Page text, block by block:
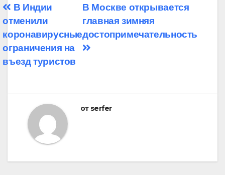
Навигация
по
записям
В Москве открывается
главная зимняя
достопримечательность
В Индии
отменили
коронавирусные
ограничения на
въезд туристов
от serfer